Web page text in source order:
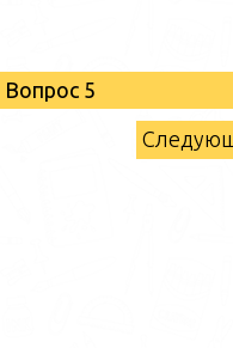
Вопрос 5